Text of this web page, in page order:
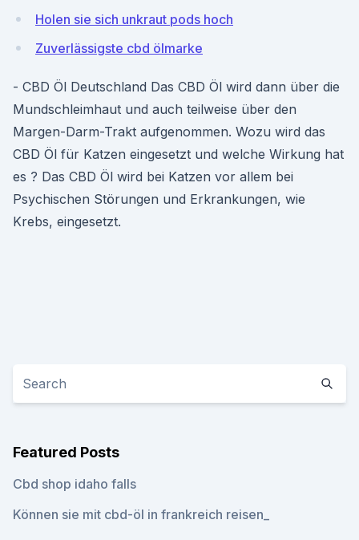
Holen sie sich unkraut pods hoch
Zuverlässigste cbd ölmarke
- CBD Öl Deutschland Das CBD Öl wird dann über die
Mundschleimhaut und auch teilweise über den
Margen-Darm-Trakt aufgenommen. Wozu wird das
CBD Öl für Katzen eingesetzt und welche Wirkung hat
es ? Das CBD Öl wird bei Katzen vor allem bei
Psychischen Störungen und Erkrankungen, wie
Krebs, eingesetzt.
Featured Posts
Cbd shop idaho falls
Können sie mit cbd-öl in frankreich reisen_